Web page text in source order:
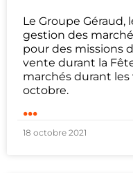
Le Groupe Géraud,
gestion des
pour des missions
vente durant la
marchés durant les
octobre.
...
18 octobre 2021